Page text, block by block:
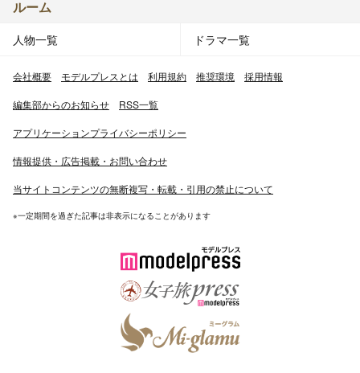
ルーム
人物一覧 ドラマ一覧
会社概要 モデルプレスとは 利用規約 推奨環境 採用情報
編集部からのお知らせ RSS一覧
アプリケーションプライバシーポリシー
情報提供・広告掲載・お問い合わせ
当サイトコンテンツの無断複写・転載・引用の禁止について
※一定期間を過ぎた記事は非表示になることがあります